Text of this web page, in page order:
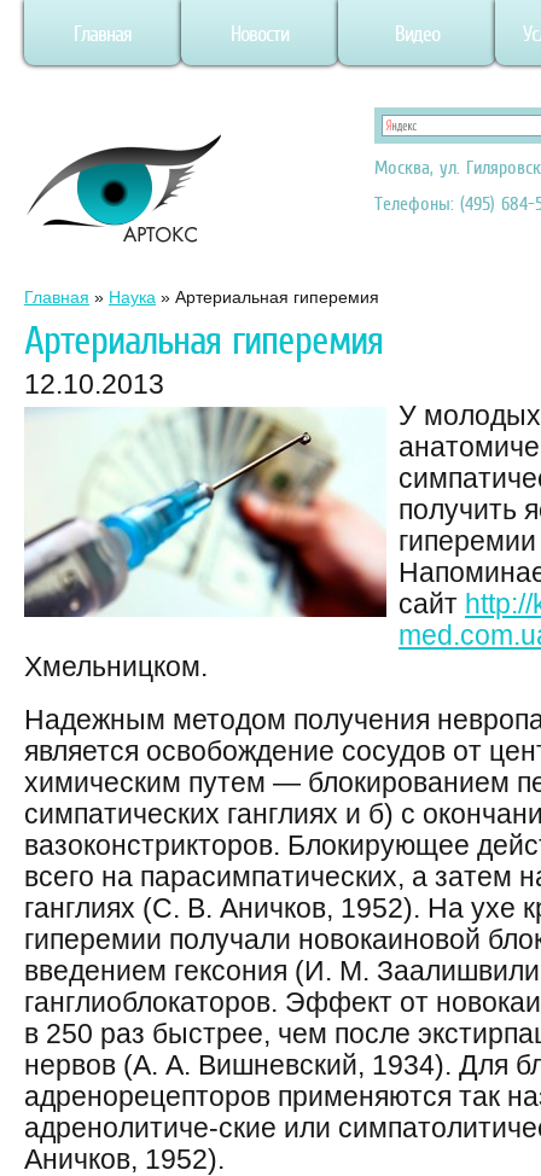
Главная Новости Видео
Москва, ул.
Телефоны: (495) 684-
Главная » Наука » Артериальная гиперемия
Артериальная гиперемия
12.10.2013
У молодых
получить
сайт
Хмельницком.
Надежным методом получения
является освобождение сосудов от
химическим путем — блокированием
симпатических ганглиях и б) с
вазоконстрикторов. Блокирующее
всего на парасимпатических, а затем
ганглиях (С. В. Аничков, 1952). На ухе
гиперемии получали новокаиновой
введением гексония (И. М.
ганглиоблокаторов. Эффект от
в 250 раз быстрее, чем после
нервов (А. А. Вишневский, 1934). Для
адренорецепторов применяются так
адренолитиче-ские или
Аничков, 1952).